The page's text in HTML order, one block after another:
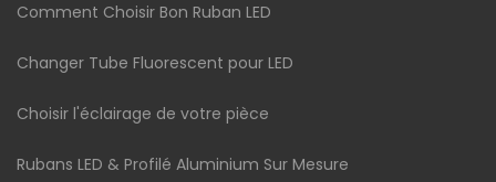
Comment Choisir Bon Ruban LED
Changer Tube Fluorescent pour LED
Choisir l'éclairage de votre pièce
Rubans LED & Profilé Aluminium Sur Mesure